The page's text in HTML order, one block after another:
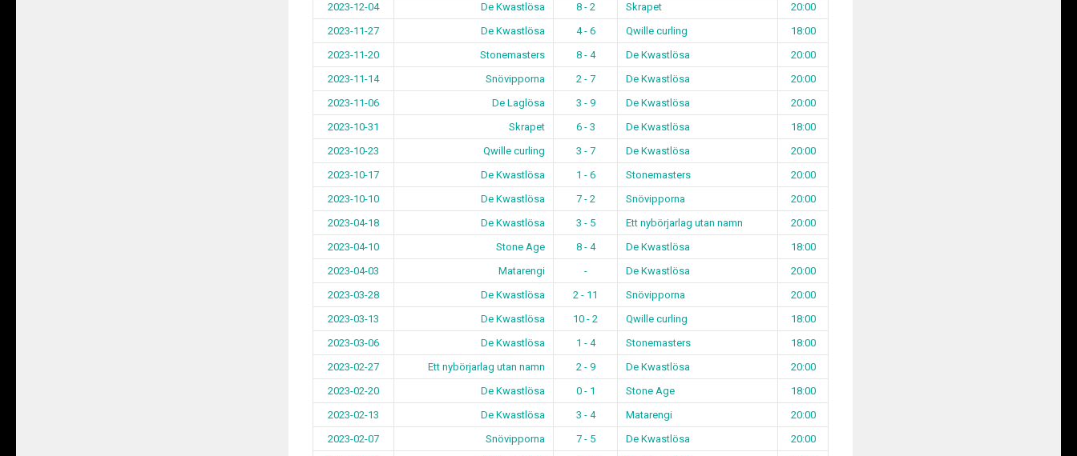
2023-12-04
De Kwastlösa 8 - 2 Skrapet
20:00
2023-11-27
De Kwastlösa 4 - 6 Qwille curling
18:00
2023-11-20
Stonemasters 8 - 4 De Kwastlösa
20:00
2023-11-14
Snövipporna 2 - 7 De Kwastlösa
20:00
2023-11-06
De Laglösa 3 - 9 De Kwastlösa
20:00
2023-10-31
Skrapet 6 - 3 De Kwastlösa
18:00
2023-10-23
Qwille curling 3 - 7 De Kwastlösa
20:00
2023-10-17
De Kwastlösa 1 - 6 Stonemasters
20:00
2023-10-10
De Kwastlösa 7 - 2 Snövipporna
20:00
2023-04-18
De Kwastlösa 3 - 5 Ett nybörjarlag utan namn
20:00
2023-04-10
Stone Age 8 - 4 De Kwastlösa
18:00
2023-04-03
Matarengi - De Kwastlösa
20:00
2023-03-28
De Kwastlösa 2 - 11 Snövipporna
20:00
2023-03-13
De Kwastlösa 10 - 2 Qwille curling
18:00
2023-03-06
De Kwastlösa 1 - 4 Stonemasters
18:00
2023-02-27
Ett nybörjarlag utan namn 2 - 9 De Kwastlösa
20:00
2023-02-20
De Kwastlösa 0 - 1 Stone Age
18:00
2023-02-13
De Kwastlösa 3 - 4 Matarengi
20:00
2023-02-07
Snövipporna 7 - 5 De Kwastlösa
20:00